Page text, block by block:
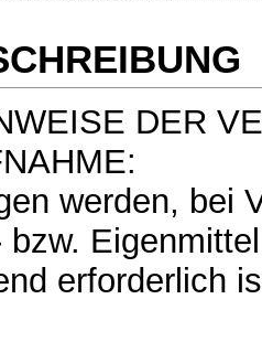
DER
werden, bei
bzw.
erforderlich